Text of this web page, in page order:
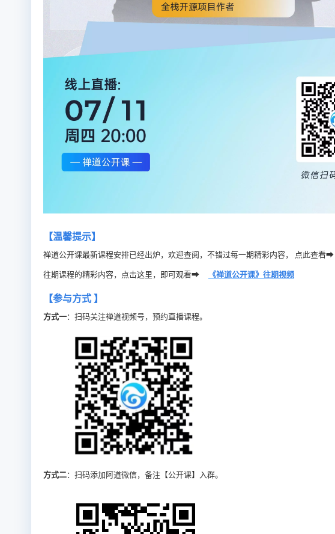
【温馨提示】
禅道公开课最新课程安排已经出炉，欢迎查阅，不错过每一期精彩内容， 点此查看➡
往期课程的精彩内容，点击这里，即可观看➡ 《禅道公开课》往期视频
【参与方式 】
方式一：扫码关注禅道视频号，预约直播课程。
方式二：扫码添加阿道微信，备注【公开课】入群。